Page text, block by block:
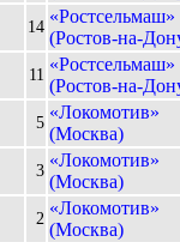
14
«Ростсельмаш»
(Ростов-на-
11
«Ростсельмаш»
(Ростов-на-
5
«Локомотив»
(Москва)
3
«Локомотив»
(Москва)
2
«Локомотив»
(Москва)